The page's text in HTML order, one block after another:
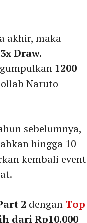
akhir, maka
Draw.
1200
Naruto
sebelumnya,
hingga 10
kembali event
2 dengan Top
dari Rp10.000